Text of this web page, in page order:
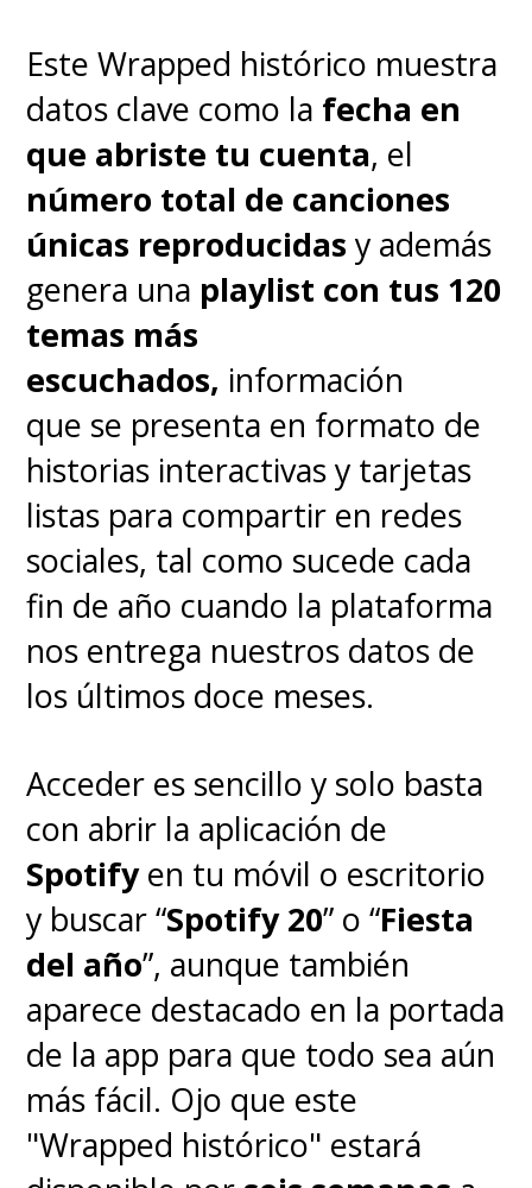
Este Wrapped histórico muestra
datos clave como la fecha en
que abriste tu cuenta, el
número total de canciones
únicas reproducidas y además
genera una playlist con tus 120
temas más
escuchados, información
que se presenta en formato de
historias interactivas y tarjetas
listas para compartir en redes
sociales, tal como sucede cada
fin de año cuando la plataforma
nos entrega nuestros datos de
los últimos doce meses.
Acceder es sencillo y solo basta
con abrir la aplicación de
Spotifyen tu móvil o escritorio
y buscar “Spotify 20” o “Fiesta
del año”, aunque también
aparece destacado en la portada
de la app para que todo sea aún
más fácil. Ojo que este
"Wrapped histórico" estará